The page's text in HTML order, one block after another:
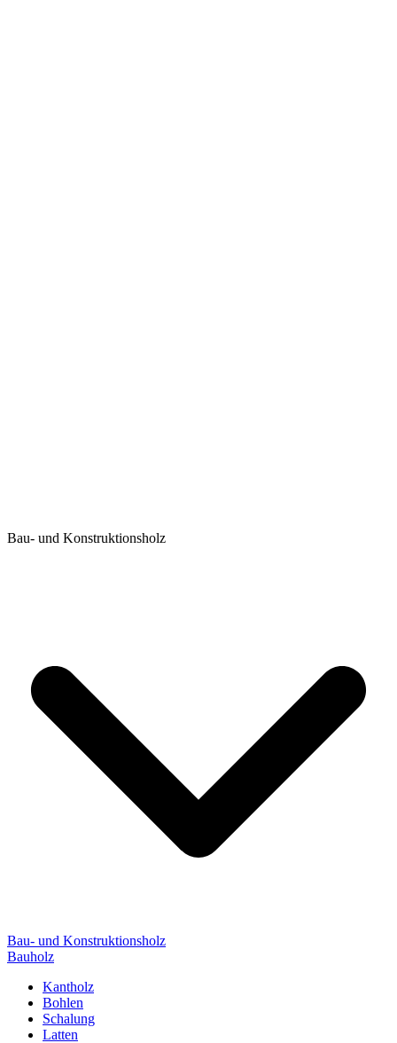
Bau- und Konstruktionsholz
Bau- und Konstruktionsholz
Bauholz
Kantholz
Bohlen
Schalung
Latten